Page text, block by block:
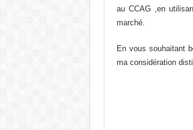
au CCAG ,en
marché.
En vous souhaitant
ma considération